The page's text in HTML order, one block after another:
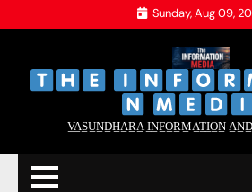
to
Sunday, Aug 09,
V̲A̲S̲U̲N̲D̲H̲A̲R̲A̲ I̲N̲F̲O̲R̲M̲A̲T̲I̲O̲N̲